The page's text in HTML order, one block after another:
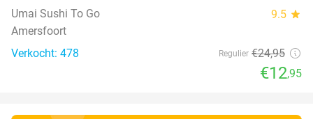
Umai Sushi To Go 9.5 star
Amersfoort
Verkocht: 478
Regulier €24,95
€12,95